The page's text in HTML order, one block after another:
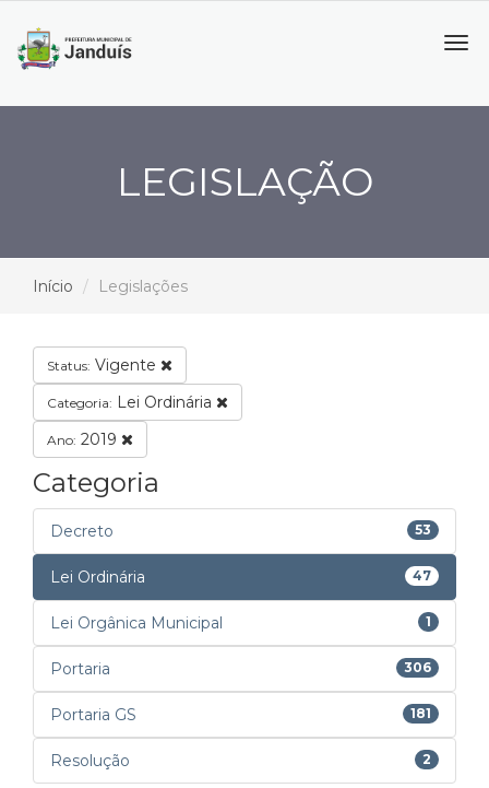
LEGISLAÇÃO
Início Legislações
Status: Vigente
Categoria: Lei Ordinária
Ano: 2019
Categoria
Decreto 53
Lei Ordinária 47
Lei Orgânica Municipal 1
Portaria 306
Portaria GS 181
Resolução 2